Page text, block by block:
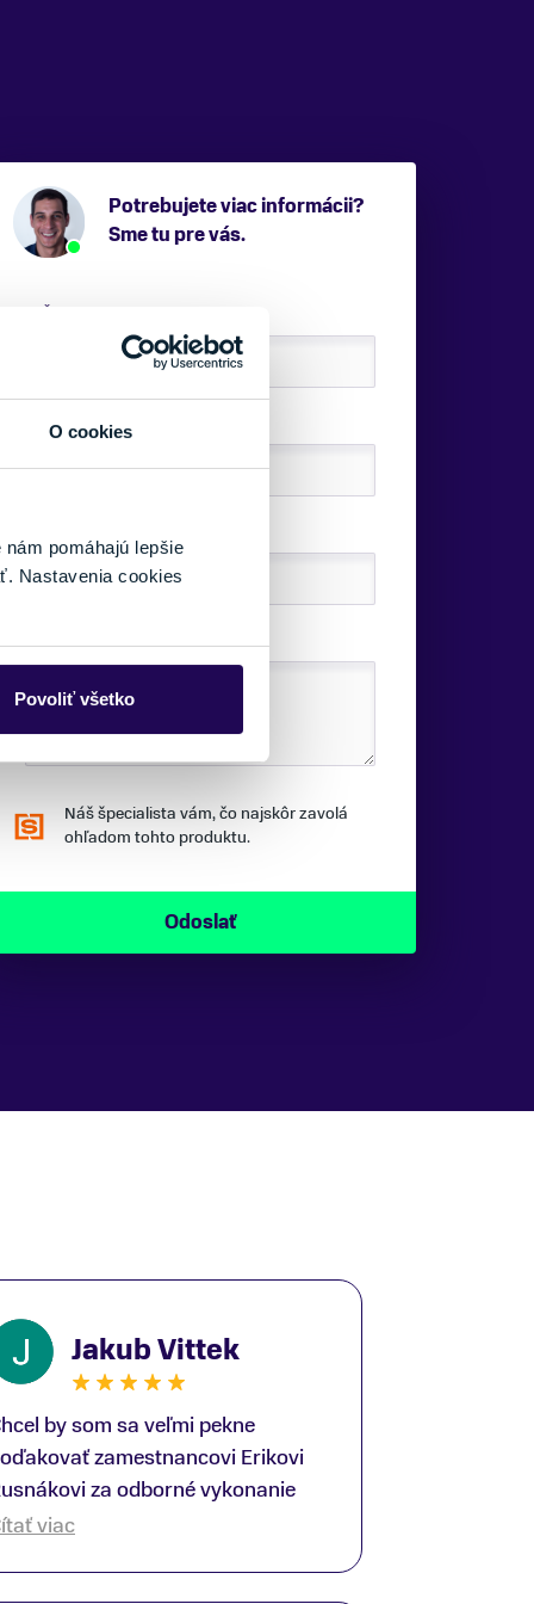
O cookies
pomáhajú lepšie
Nastavenia cookies
Povoliť všetko
Potrebujete viac informácii?
Sme tu pre vás.
VAŠE MENO:
E-MAIL:
Náš špecialista vám, čo najskôr zavolá
ohľadom tohto produktu.
Jakub Vittek
by som sa veľmi pekne
zamestnancovi Erikovi
za odborné vykonanie
fittingu. Je to super človek na
viac